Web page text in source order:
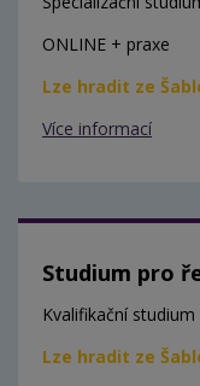
ONLINE + praxe
Lze hradit ze
Více informací
Studium pro
Kvalifikační
Lze hradit ze